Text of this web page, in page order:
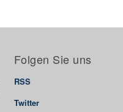
Folgen Sie uns
RSS
Twitter